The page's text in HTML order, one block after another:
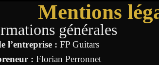
Mentions
générales
l’entreprise : FP Guitars
: Florian Perronnet